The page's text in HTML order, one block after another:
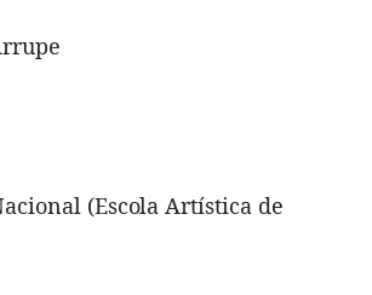
(Escola Artística de